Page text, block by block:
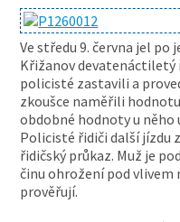
Ve středu 9. června jel po
Křižanov
policisté zastavili a
zkoušce naměřili
obdobné hodnoty u něho
Policisté řidiči další jízdu
řidičský průkaz. Muž je
činu ohrožení pod vlivem
prověřují.